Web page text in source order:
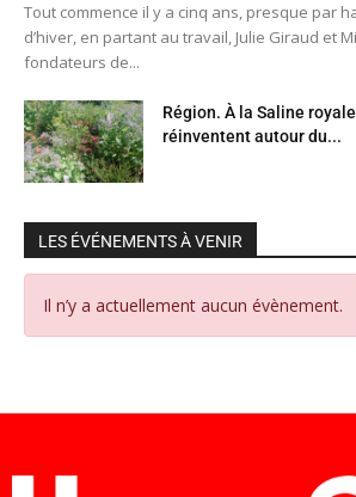
Tout commence il y a cinq ans, presque par
d’hiver, en partant au travail, Julie Giraud et
fondateurs de...
Région. À la Saline
réinventent autour du...
LES ÉVÉNEMENTS À VENIR
Il n’y a actuellement aucun évènement.